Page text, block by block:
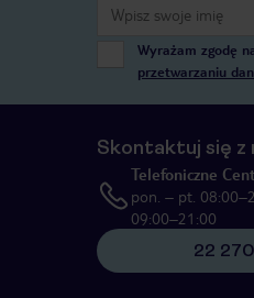
Wyrażam zgodę
przetwarzaniu
Skontaktuj się z
Telefoniczne
pon. – pt.
09:00–21:00
22